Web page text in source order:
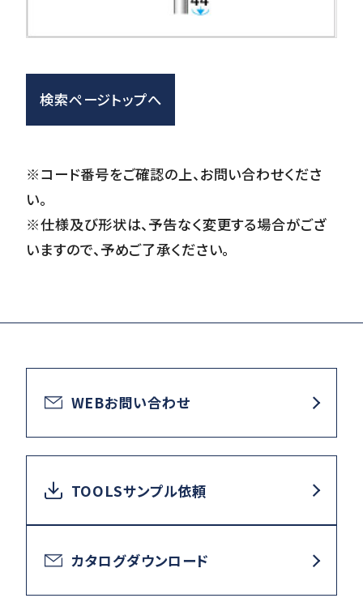
検索ページトップへ
※コード番号をご確認の上、お問い合わせくださ
い。
※仕様及び形状は、予告なく変更する場合がござ
いますので、予めご了承ください。
WEBお問い合わせ
TOOLSサンプル依頼
カタログダウンロード